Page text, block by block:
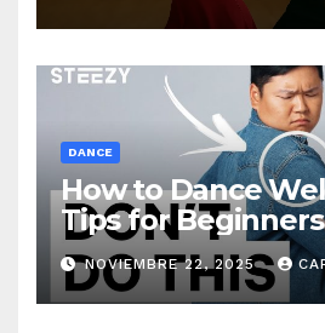
DANCE
How to Dance
Tips for Beginners
NOVIEMBRE 22, 2025